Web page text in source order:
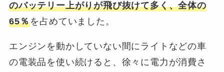
のバッテリー上がりが飛び抜けて多く、全体の
65％を占めていました。
エンジンを動かしていない間にライトなどの車
の電装品を使い続けると、徐々に電力が消費さ